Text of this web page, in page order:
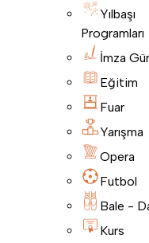
Yılbaşı
Programları
İmza
Eğitim
Fuar
Yarışma
Opera
Futbol
Bale -
Kurs